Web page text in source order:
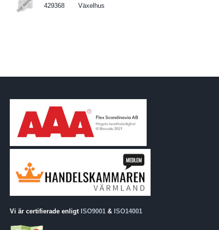
429368 Växelhus
Vi är certifierade enligt ISO9001 & ISO14001